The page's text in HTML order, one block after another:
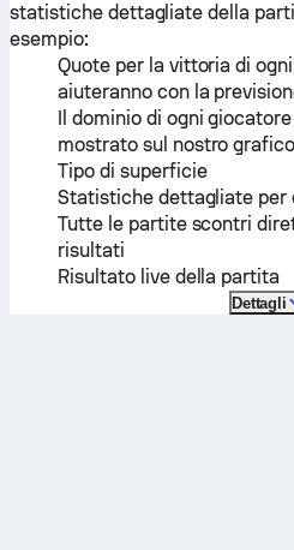
statistiche dettagliate della
esempio:
Quote per la vittoria di
aiuteranno con la
Il dominio di ogni
mostrato sul nostro
Tipo di superficie
Statistiche dettagliate per
Tutte le partite scontri
risultati
Risultato live della partita
Dettagli